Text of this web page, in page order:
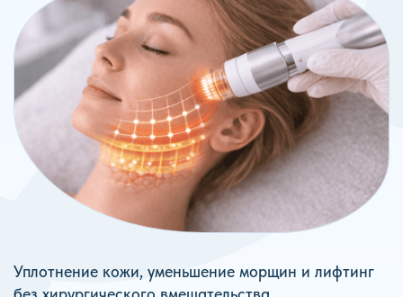
Уплотнение кожи, уменьшение морщин и лифтинг